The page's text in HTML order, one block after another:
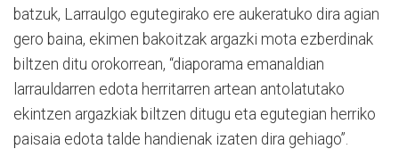
batzuk, Larraulgo egutegirako ere aukeratuko dira agian
gero baina, ekimen bakoitzak argazki mota ezberdinak
biltzen ditu orokorrean, “diaporama emanaldian
larrauldarren edota herritarren artean antolatutako
ekintzen argazkiak biltzen ditugu eta egutegian herriko
paisaia edota talde handienak izaten dira gehiago”.